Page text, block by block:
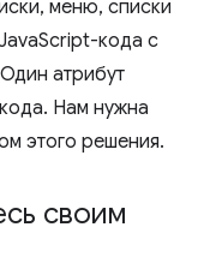
меню, списки
кода с
атрибут
Нам нужна
этого решения.
своим